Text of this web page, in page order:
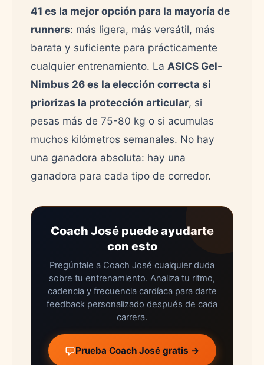
41 es la mejor opción para la mayoría de
runners: más ligera, más versátil, más
barata y suficiente para prácticamente
cualquier entrenamiento. La ASICS Gel-
Nimbus 26 es la elección correcta si
priorizas la protección articular, si
pesas más de 75-80 kg o si acumulas
muchos kilómetros semanales. No hay
una ganadora absoluta: hay una
ganadora para cada tipo de corredor.
Coach José puede ayudarte
con esto
Pregúntale a Coach José cualquier duda
sobre tu entrenamiento. Analiza tu ritmo,
cadencia y frecuencia cardíaca para darte
feedback personalizado después de cada
carrera.
Prueba Coach José gratis →